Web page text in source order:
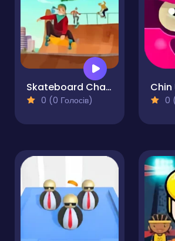
Skateboard Challenges
0 (0 Голосів)
Chin
0